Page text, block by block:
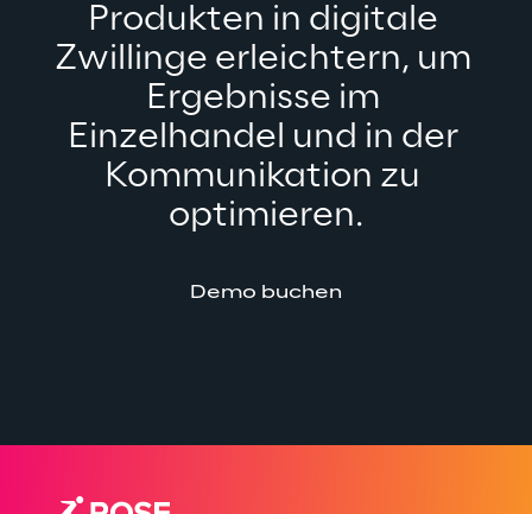
Produkten in digitale
Zwillinge erleichtern, um
Ergebnisse im
Einzelhandel und in der
Kommunikation zu
optimieren.
Demo buchen